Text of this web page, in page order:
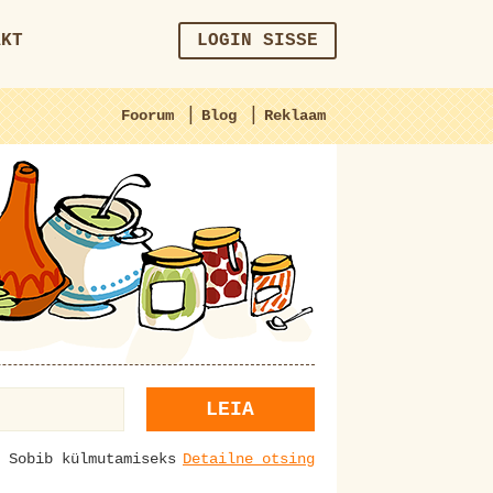
LOGIN SISSE
Foorum | Blog | Reklaam
LEIA
Sobib külmutamiseks Detailne otsing